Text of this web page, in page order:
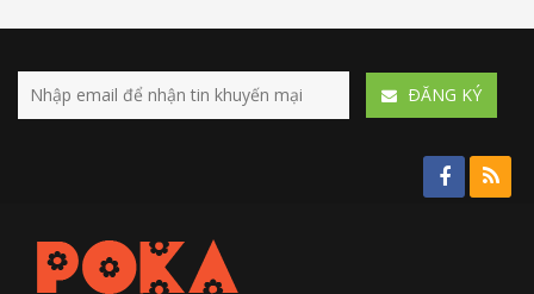
ÐĂNG KÝ